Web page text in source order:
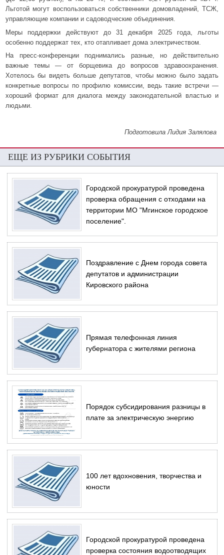
Льготой могут воспользоваться собственники домовладений, ТСЖ,
управляющие компании и садоводческие объединения.
Меры поддержки действуют до 31 декабря 2025 года, льготы
особенно поддержат тех, кто отапливает дома электричеством.
На пресс-конференции поднимались разные, но действительно
важные темы — от борщевика до вопросов здравоохранения.
Хотелось бы видеть больше депутатов, чтобы можно было задать
конкретные вопросы по профилю комиссии, ведь такие встречи —
хороший формат для диалога между законодательной властью и
людьми.
Подготовила Лидия Залялова
ЕЩЕ ИЗ РУБРИКИ СОБЫТИЯ
Городской прокуратурой проведена
проверка обращения с отходами на
территории МО "Мгинское городское
поселение".
Поздравление с Днем города совета
депутатов и администрации
Кировского района
Прямая телефонная линия
губернатора с жителями региона
Порядок субсидирования разницы в
плате за электрическую энергию
100 лет вдохновения, творчества и
юности
Городской прокуратурой проведена
проверка состояния водоотводящих